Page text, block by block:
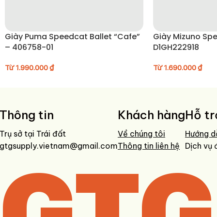
• Không giặt máy để giữ form giày và chất liệu
• Sử dụng bàn chải mềm để vệ sinh phần upper và đế ngoài
• Tránh phơi trực tiếp dưới ánh nắng mạnh trong thời gian dài
Giày Puma Speedcat Ballet “Cafe”
– 406758-01
Từ1.990.000₫
Giày Mizuno
D1GH222918
Từ1.690.000₫
Thông tin
Trụ sở tại Trái đất
gtgsupply.vietnam@gmail.com
Khách hàng
Về chúng tôi
Thông tin liên hệ
Hỗ
Hướng
Dịch vụ